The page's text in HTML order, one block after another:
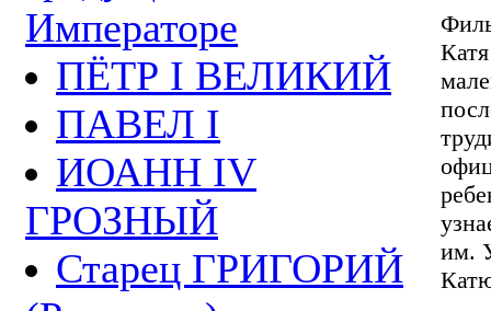
Императоре
ПЁТР I ВЕЛИКИЙ
ПАВЕЛ I
ИОАНН IV
ГРОЗНЫЙ
Старец ГРИГОРИЙ
им.